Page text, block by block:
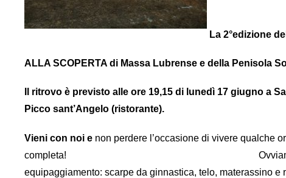
La 2°edizione
ALLA SCOPERTA di Massa Lubrense e della Penisola
Il ritrovo è previsto alle ore 19,15 di lunedì 17 giugno a
Picco sant’Angelo (ristorante).
Vieni con noi e non perdere l’occasione di vivere qualche
completa! Ovviamente si consiglia
equipaggiamento: scarpe da ginnastica, telo, materassino e